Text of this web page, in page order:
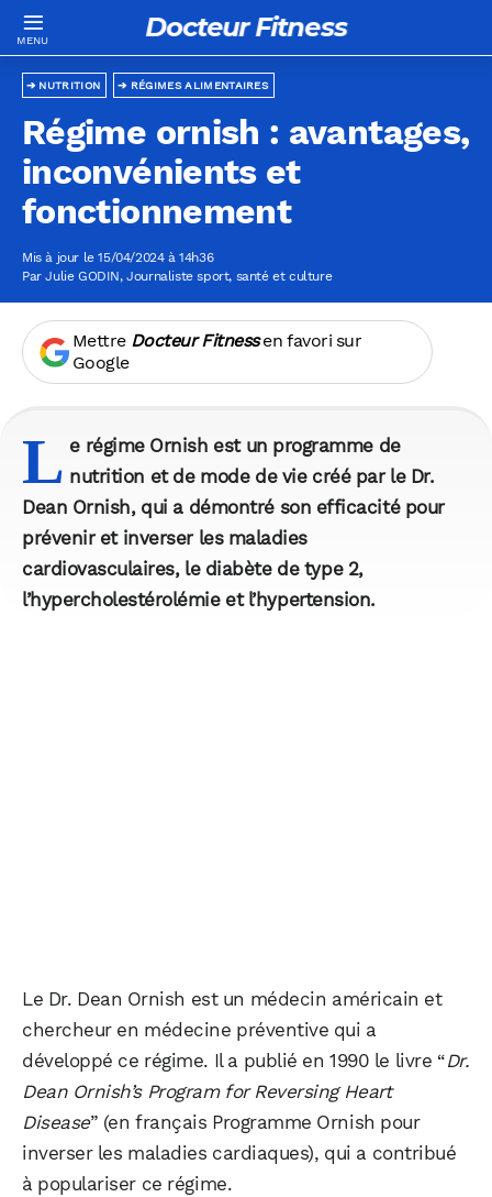
Docteur Fitness
RÉGIMES ALIMENTAIRES
NUTRITION
Régime ornish : avantages,
inconvénients et
fonctionnement
Mis à jour le 15/04/2024 à 14h36
ParJulie GODIN, Journaliste sport, santé et culture
Mettre Docteur Fitnessen favori sur
Google
L e régime Ornish est un programme de
nutrition et de mode de vie créé par le Dr.
Dean Ornish, qui a démontré son efficacité pour
prévenir et inverser les maladies
cardiovasculaires, le diabète de type 2,
l’hypercholestérolémie et l’hypertension.
Le Dr. Dean Ornish est un médecin américain et
chercheur en médecine préventive qui a
développé ce régime. Il a publié en 1990 le livre “Dr.
Dean Ornish’s Program for Reversing Heart
Disease” (en français Programme Ornish pour
inverser les maladies cardiaques), qui a contribué
à populariser ce régime.